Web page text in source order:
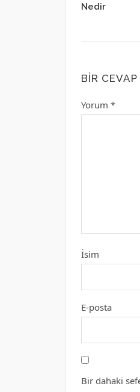
Nedir
BIR
Yorum *
İsim
E-posta
Bir dahaki